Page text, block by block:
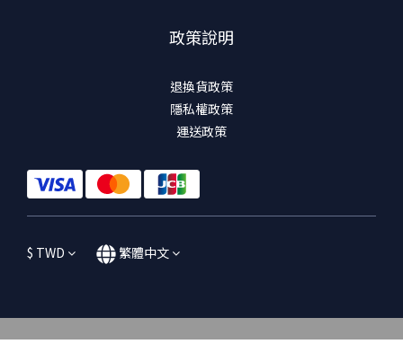
政策說明
退換貨政策
隱私權政策
運送政策
$ TWD 繁體中文